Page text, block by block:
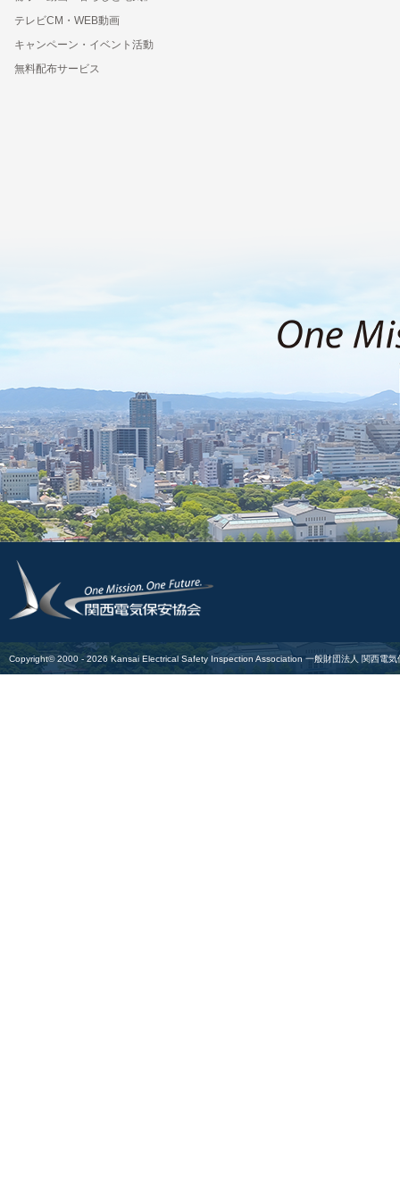
テレビCM・WEB動画
キャンペーン・イベント活動
無料配布サービス
Copyright© 2000 -2026 Kansai Electrical Safety Inspection Association 一般財団法人 関西電気